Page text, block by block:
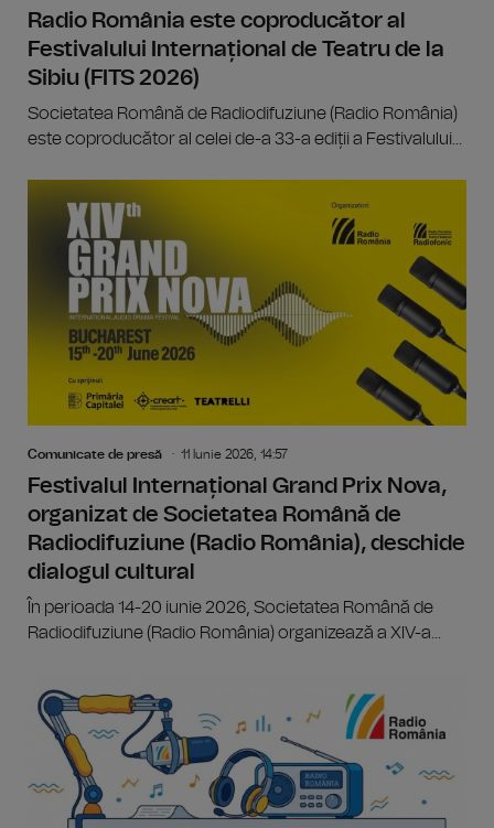
Radio România este coproducător al
Festivalului Internațional de Teatru de la
Sibiu (FITS 2026)
Societatea Română de Radiodifuziune (Radio România)
este coproducător al celei de-a 33-a ediții a Festivalului...
Comunicate de presă 11 Iunie 2026, 14:57
Festivalul Internațional Grand Prix Nova,
organizat de Societatea Română de
Radiodifuziune (Radio România), deschide
dialogul cultural
În perioada 14-20 iunie 2026, Societatea Română de
Radiodifuziune (Radio România) organizează a XIV-a...